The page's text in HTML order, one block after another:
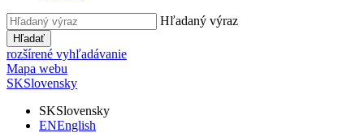
Hľadaný výraz
Hľadať
rozšírené vyhľadávanie
Mapa webu
SKSlovensky
SKSlovensky
ENEnglish